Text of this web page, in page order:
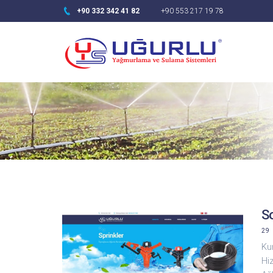
+90 332 342 41 82 +90 553 217 19 78
29